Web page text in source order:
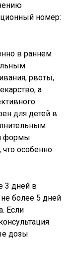
номер:
в раннем
рвоты,
а
для детей в
формы
что особенно
3 дней в
более 5 дней
Если
дозы